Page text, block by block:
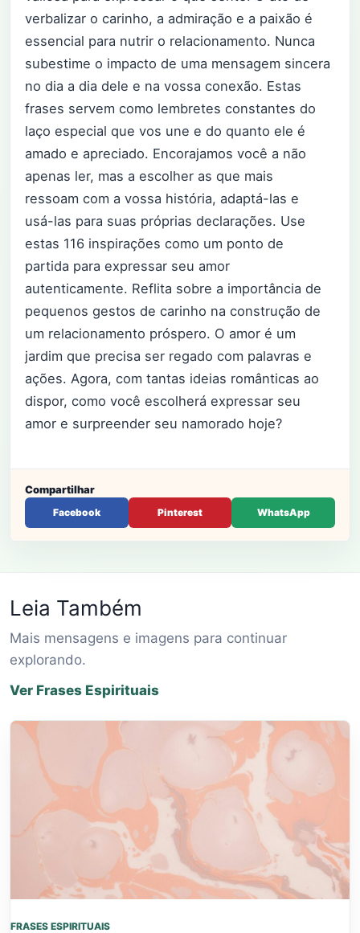
verbalizar o carinho, a admiração e a paixão é
essencial para nutrir o relacionamento. Nunca
subestime o impacto de uma mensagem sincera
no dia a dia dele e na vossa conexão. Estas
frases servem como lembretes constantes do
laço especial que vos une e do quanto ele é
amado e apreciado. Encorajamos você a não
apenas ler, mas a escolher as que mais
ressoam com a vossa história, adaptá-las e
usá-las para suas próprias declarações. Use
estas 116 inspirações como um ponto de
partida para expressar seu amor
autenticamente. Reflita sobre a importância de
pequenos gestos de carinho na construção de
um relacionamento próspero. O amor é um
jardim que precisa ser regado com palavras e
ações. Agora, com tantas ideias românticas ao
dispor, como você escolherá expressar seu
amor e surpreender seu namorado hoje?
Compartilhar
Facebook Pinterest WhatsApp
Leia Também
Mais mensagens e imagens para continuar
explorando.
Ver Frases Espirituais
FRASES ESPIRITUAIS